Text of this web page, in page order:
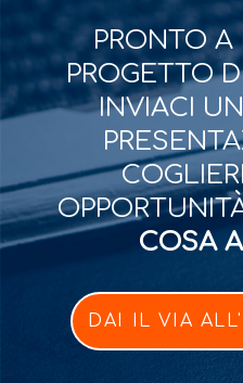
PRONTO
PROGETTO
INVIACI
COSA
DAI IL VIA